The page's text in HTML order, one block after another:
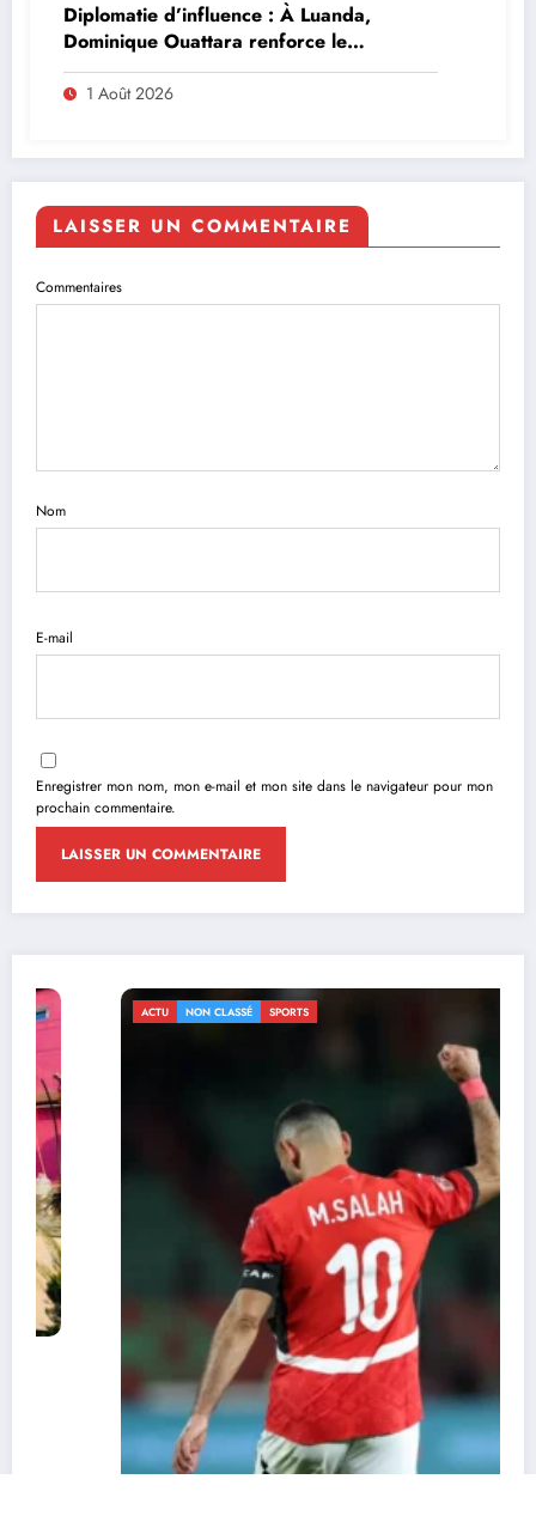
Diplomatie d’influence : À Luanda,
Dominique Ouattara renforce le
leadership solidaire de la Côte d’Ivoire en
Afrique
1 Août 2026
LAISSER UN COMMENTAIRE
Commentaires
Nom
E-mail
Enregistrer mon nom, mon e-mail et mon site dans le navigateur pour mon
prochain commentaire.
NON CLASSÉ SPORTS